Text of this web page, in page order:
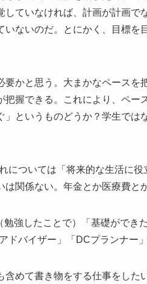
ていなければ、計画が計画で
ないのだ。とにかく、目標を
かと思う。大まかなペースを
握できる。これにより、ペー
というものどうか？学生では
については「将来的な生活に
関係ない。年金とか医療費と
強したことで）「基礎ができ
ドバイザー」「DCプランナー
めて書き物をする仕事をした